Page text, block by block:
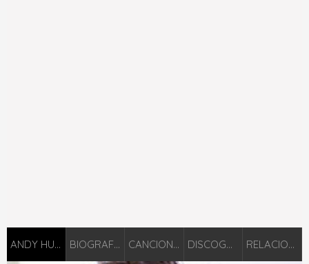
ANDY HUNTER BIOGRAFIÁ CANCIONES DISCOGRAFÍA RELACIONADOS